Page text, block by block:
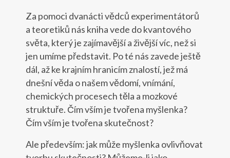
Za pomoci dvanácti vědců experimentátorů
a teoretiků nás kniha vede do kvantového
světa, který je zajímavější a živější víc, než si
jen umíme představit. Po té nás zavede ještě
dál, až ke krajním hranicím znalostí, jež má
dnešní věda o našem vědomí, vnímání,
chemických procesech těla a mozkové
struktuře. Čím vším je tvořena myšlenka?
Čím vším je tvořena skutečnost?
Ale především: jak může myšlenka ovlivňovat